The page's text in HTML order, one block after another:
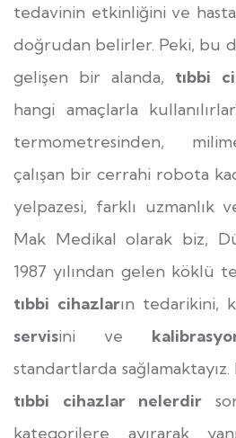
tedavinin etkinliğini ve hasta
doğrudan belirler. Peki, bu
gelişen bir alanda, tıbbi
hangi amaçlarla
termometresinden,
çalışan bir cerrahi robota
yelpazesi, farklı uzmanlık
Mak Medikal olarak biz,
1987 yılından gelen köklü
tıbbi cihazların tedarikini,
servisini ve
standartlarda
tıbbi cihazlar nelerdir
kategorilere ayırarak